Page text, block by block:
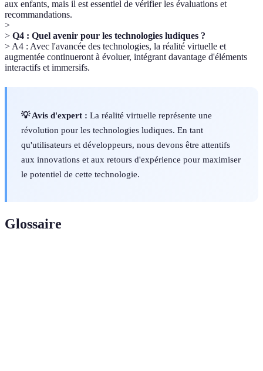
aux enfants, mais il est essentiel de vérifier les évaluations et
recommandations.
>
> Q4 : Quel avenir pour les technologies ludiques ?
> A4 : Avec l'avancée des technologies, la réalité virtuelle et
augmentée continueront à évoluer, intégrant davantage d'éléments
interactifs et immersifs.
💡 Avis d'expert : La réalité virtuelle représente une
révolution pour les technologies ludiques. En tant
qu'utilisateurs et développeurs, nous devons être attentifs
aux innovations et aux retours d'expérience pour maximiser
le potentiel de cette technologie.
Glossaire